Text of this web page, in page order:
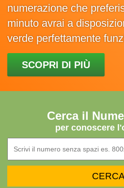
numerazione che
minuto avrai a
verde perfettamente
SCOPRI DI PIÙ
Cerca il
per conoscere